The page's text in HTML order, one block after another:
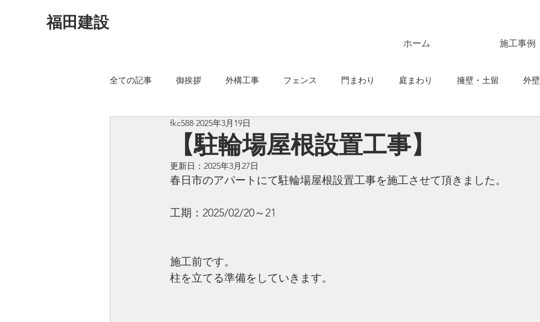
福田建設
ホーム 施工事例
全ての記事 御挨拶 外構工事 フェンス 門まわり 庭まわり 擁壁・土留 外
防草工事
【駐輪場屋根設置工事】
fkc588 2025年3月19日
更新日： 2025年3月27日
春日市のアパートにて駐輪場屋根設置工事を施工させて頂きました。
工期：2025/02/20～21
施工前です。
柱を立てる準備をしていきます。